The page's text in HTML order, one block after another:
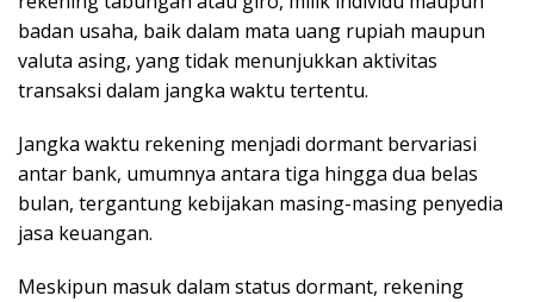
badan usaha, baik dalam mata uang rupiah maupun
valuta asing, yang tidak menunjukkan aktivitas
transaksi dalam jangka waktu tertentu.
Jangka waktu rekening menjadi dormant bervariasi
antar bank, umumnya antara tiga hingga dua belas
bulan, tergantung kebijakan masing-masing penyedia
jasa keuangan.
Meskipun masuk dalam status dormant, rekening